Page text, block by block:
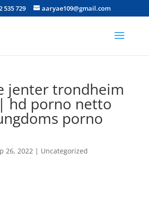
535 729 aaryae109@gmail.com
jenter trondheim
hd porno netto
porno
26, 2022| Uncategorized